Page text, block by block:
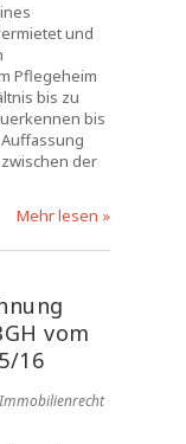
und
Pflegeheim
bis zu
bis
der
Mehr lesen »
vom
16